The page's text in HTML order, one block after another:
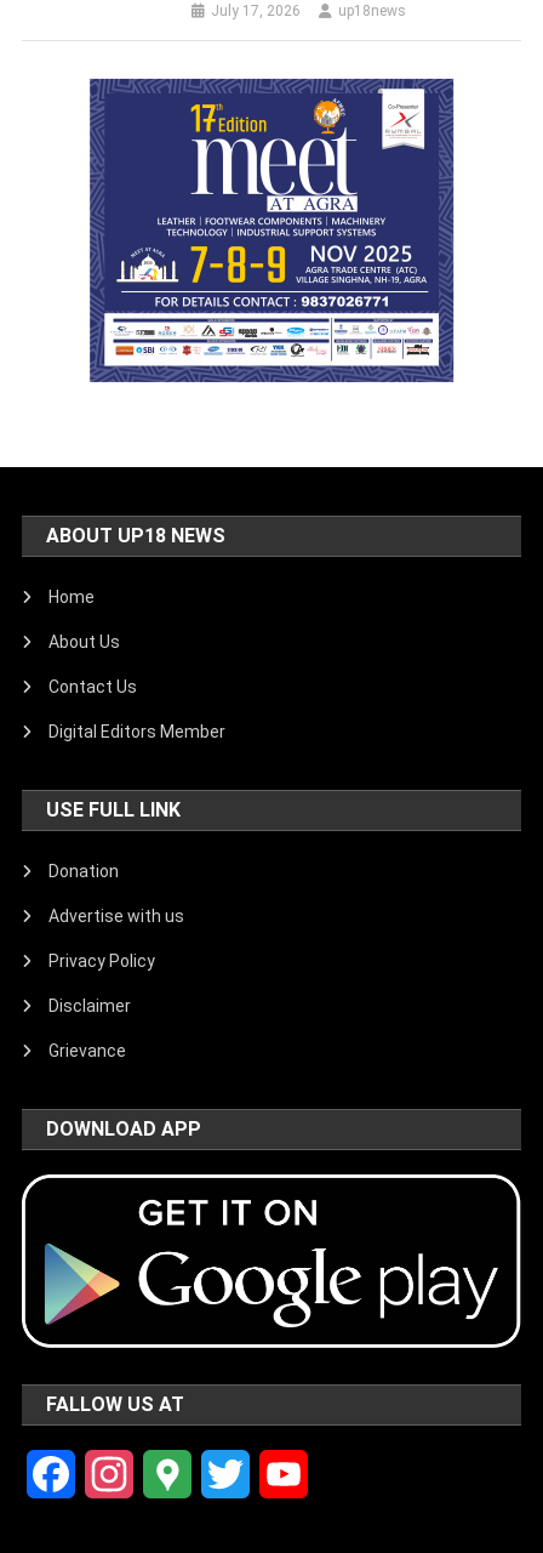
July 17, 2026 up18news
ABOUT UP18 NEWS
Home
About Us
Contact Us
Digital Editors Member
USE FULL LINK
Donation
Advertise with us
Privacy Policy
Disclaimer
Grievance
DOWNLOAD APP
FALLOW US AT
FacebookInstagramGoogle Twitter